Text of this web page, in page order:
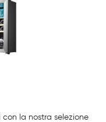
la nostra selezione